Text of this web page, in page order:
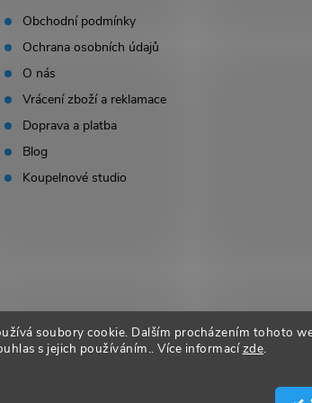
soubory cookie. Dalším procházením tohoto
s jejich používáním.. Více informacízde.
Obchodní podmínky
Ochrana osobních údajů
O nás
Vrácení zboží a reklamace
Doprava a platba
Blog
Koupelnové studio